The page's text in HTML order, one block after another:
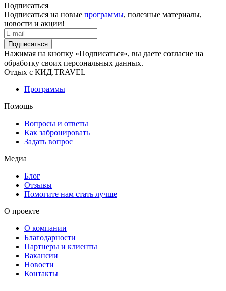
Подписаться
Подписаться на новые программы, полезные материалы,
новости и акции!
Подписаться
Нажимая на кнопку «Подписаться», вы даете согласие на
обработку своих персональных данных.
Отдых с КИД.TRAVEL
Программы
Помощь
Вопросы и ответы
Как забронировать
Задать вопрос
Медиа
Блог
Отзывы
Помогите нам стать лучше
О проекте
О компании
Благодарности
Партнеры и клиенты
Вакансии
Новости
Контакты